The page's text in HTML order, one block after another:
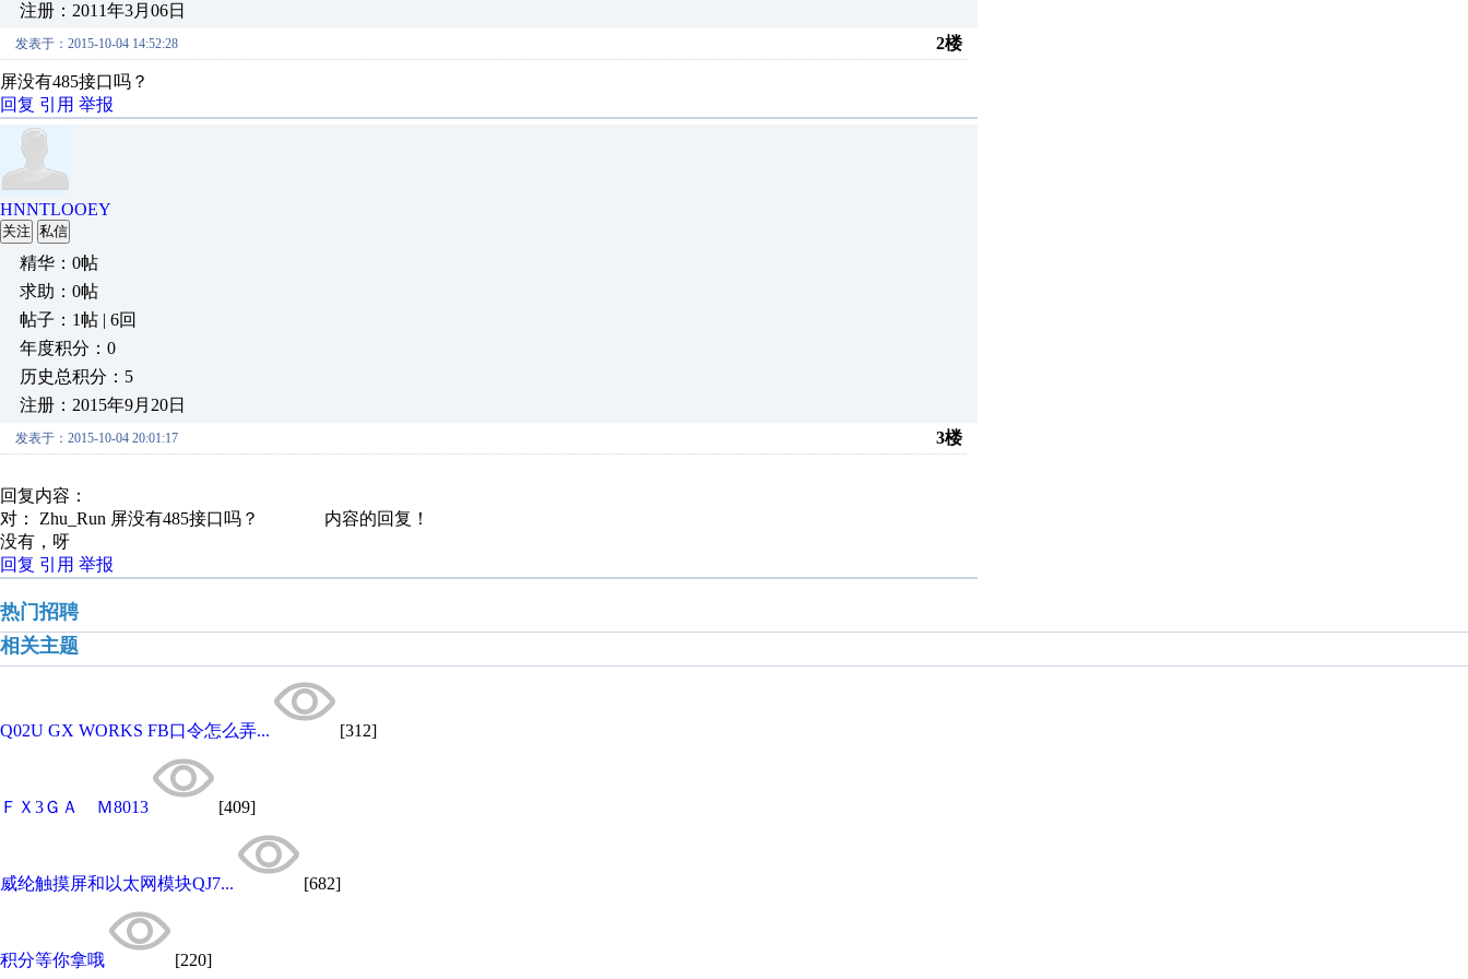
注册：2011年3月06日
发表于：2015-10-04 14:52:28 2楼
屏没有485接口吗？
回复 引用 举报
HNNTLOOEY
关注 私信
精华：0帖
求助：0帖
帖子：1帖 | 6回
年度积分：0
历史总积分：5
注册：2015年9月20日
发表于：2015-10-04 20:01:17 3楼
回复内容：
对： Zhu_Run 屏没有485接口吗？ 内容的回复！
没有，呀
回复 引用 举报
热门招聘
相关主题
Q02U GX WORKS FB口令怎么弄... [312]
ＦＸ3ＧＡ Ｍ8013 [409]
​威纶触摸屏和以太网模块QJ7... [682]
积分等你拿哦 [220]